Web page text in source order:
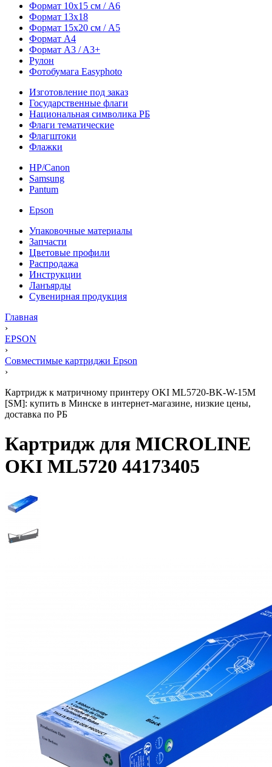
Формат 10х15 см / A6
Формат 13х18
Формат 15х20 см / A5
Формат А4
Формат A3 / A3+
Рулон
Фотобумага Easyphoto
Изготовление под заказ
Государственные флаги
Национальная символика РБ
Флаги тематические
Флагштоки
Флажки
HP/Canon
Samsung
Pantum
Epson
Упаковочные материалы
Запчасти
Цветовые профили
Распродажа
Инструкции
Ланъярды
Сувенирная продукция
Главная
›
EPSON
›
Совместимые картриджи Epson
›
Картридж к матричному принтеру OKI ML5720-BK-W-15M
[SM]: купить в Минске в интернет-магазине, низкие цены,
доставка по РБ
Картридж для MICROLINE
OKI ML5720 44173405